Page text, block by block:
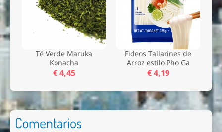
Té Verde Maruka
Konacha
€ 4,45
Fideos Tallarines de
Arroz estilo Pho Ga
€ 4,19
Comentarios